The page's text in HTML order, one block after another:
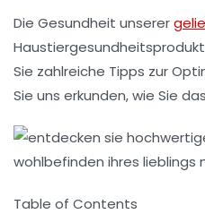
Die Gesundheit unserer
Sie zahlreiche Tipps zur
Sie uns erkunden, wie Sie
Table of Contents